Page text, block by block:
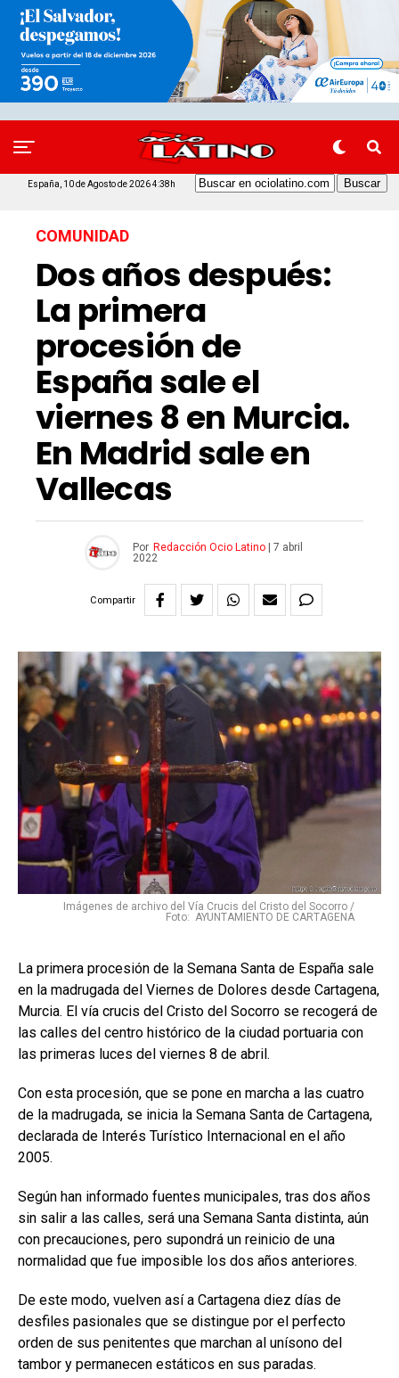
España, 10 de Agosto de 2026 4:38h
COMUNIDAD
Dos años después:
La primera
procesión de
España sale el
viernes 8 en Murcia.
En Madrid sale en
Vallecas
Por Redacción Ocio Latino
7 abril
2022
Compartir
Imágenes de archivo del Vía Crucis del Cristo del Socorro /
Foto: AYUNTAMIENTO DE CARTAGENA
La primera procesión de la Semana Santa de España sale
en la madrugada del Viernes de Dolores desde Cartagena,
Murcia. El vía crucis del Cristo del Socorro se recogerá de
las calles del centro histórico de la ciudad portuaria con
las primeras luces del viernes 8 de abril.
Con esta procesión, que se pone en marcha a las cuatro
de la madrugada, se inicia la Semana Santa de Cartagena,
declarada de Interés Turístico Internacional en el año
2005.
Según han informado fuentes municipales, tras dos años
sin salir a las calles, será una Semana Santa distinta, aún
con precauciones, pero supondrá un reinicio de una
normalidad que fue imposible los dos años anteriores.
De este modo, vuelven así a Cartagena diez días de
desfiles pasionales que se distingue por el perfecto
orden de sus penitentes que marchan al unísono del
tambor y permanecen estáticos en sus paradas.